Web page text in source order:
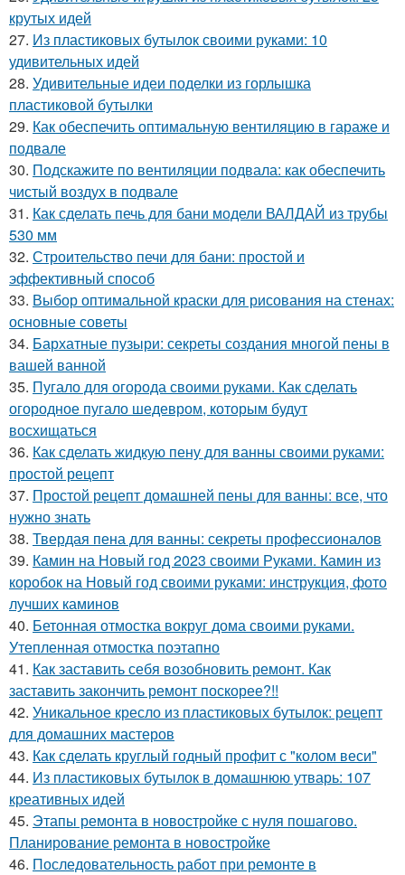
крутых идей
27. Из пластиковых бутылок своими руками: 10
удивительных идей
28. Удивительные идеи поделки из горлышка
пластиковой бутылки
29. Как обеспечить оптимальную вентиляцию в гараже и
подвале
30. Подскажите по вентиляции подвала: как обеспечить
чистый воздух в подвале
31. Как сделать печь для бани модели ВАЛДАЙ из трубы
530 мм
32. Строительство печи для бани: простой и
эффективный способ
33. Выбор оптимальной краски для рисования на стенах:
основные советы
34. Бархатные пузыри: секреты создания многой пены в
вашей ванной
35. Пугало для огорода своими руками. Как сделать
огородное пугало шедевром, которым будут
восхищаться
36. Как сделать жидкую пену для ванны своими руками:
простой рецепт
37. Простой рецепт домашней пены для ванны: все, что
нужно знать
38. Твердая пена для ванны: секреты профессионалов
39. Камин на Новый год 2023 своими Руками. Камин из
коробок на Новый год своими руками: инструкция, фото
лучших каминов
40. Бетонная отмостка вокруг дома своими руками.
Утепленная отмостка поэтапно
41. Как заставить себя возобновить ремонт. Как
заставить закончить ремонт поскорее?!!
42. Уникальное кресло из пластиковых бутылок: рецепт
для домашних мастеров
43. Как сделать круглый годный профит с "колом веси"
44. Из пластиковых бутылок в домашнюю утварь: 107
креативных идей
45. Этапы ремонта в новостройке с нуля пошагово.
Планирование ремонта в новостройке
46. Последовательность работ при ремонте в